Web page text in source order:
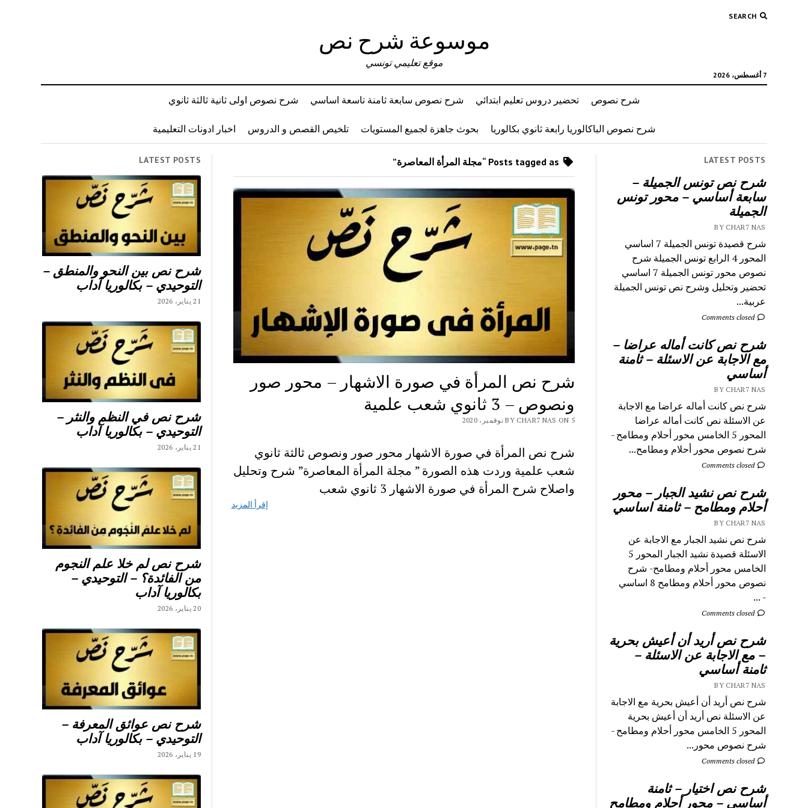
SEARCH
موسوعة شرح نص
7 أغسطس، 2026
موقع تعليمي تونسي
شرح نصوص تحضير دروس تعليم ابتدائي شرح نصوص سابعة ثامنة تاسعة اساسي شرح نصوص اولى ثانية ثالثة ثانوي
شرح نصوص الباكالوريا رابعة ثانوي بكالوريا بحوث جاهزة لجميع المستويات تلخيص القصص و الدروس اخبار ادونات التعليمية
LATEST POSTS
شرح نص تونس الجميلة –
سابعة أساسي – محور تونس
الجميلة
BY CHAR7 NAS
شرح قصيدة تونس الجميلة 7 اساسي
المحور 4 الرابع تونس الجميلة شرح
نصوص محور تونس الجميلة 7 اساسي
تحضير وتحليل وشرح نص تونس الجميلة
عربية...
Comments closed
شرح نص كانت أماله عراضا –
مع الاجابة عن الاسئلة – ثامنة
أساسي
BY CHAR7 NAS
شرح نص كانت أماله عراضا مع الاجابة
عن الاسئلة نص كانت أماله عراضا
المحور 5 الخامس محور أحلام ومطامح -
شرح نصوص محور أحلام ومطامح...
Comments closed
شرح نص نشيد الجبار – محور
أحلام ومطامح – ثامنة اساسي
BY CHAR7 NAS
شرح نص نشيد الجبار مع الاجابة عن
الاسئلة قصيدة نشيد الجبار المحور 5
الخامس محور أحلام ومطامح- شرح
نصوص محور أحلام ومطامح 8 اساسي
- ...
Comments closed
شرح نص أريد أن أعيش بحرية
– مع الاجابة عن الاسئلة –
ثامنة أساسي
BY CHAR7 NAS
شرح نص أريد أن أعيش بحرية مع الاجابة
عن الاسئلة نص أريد أن أعيش بحرية
المحور 5 الخامس محور أحلام ومطامح -
شرح نصوص محور...
Comments closed
شرح نص اختيار – ثامنة
أساسي – محور أحلام ومطامح
شرح نص المرأة في صورة الاشهار – محور صور
ونصوص – 3 ثانوي شعب علمية
BY CHAR7 NAS ON 5 نوفمبر، 2020
شرح نص المرأة في صورة الاشهار محور صور ونصوص ثالثة ثانوي
شعب علمية وردت هذه الصورة ” مجلة المرأة المعاصرة” شرح وتحليل
واصلاح شرح المرأة في صورة الاشهار 3 ثانوي شعب
إقرأ المزيد
LATEST POSTS
شرح نص بين النحو والمنطق –
التوحيدي – بكالوريا آداب
21 يناير، 2026
شرح نص في النظم والنثر –
التوحيدي – بكالوريا آداب
21 يناير، 2026
شرح نص لم خلا علم النجوم
من الفائدة؟ – التوحيدي –
بكالوريا آداب
20 يناير، 2026
شرح نص عوائق المعرفة –
التوحيدي – بكالوريا آداب
19 يناير، 2026